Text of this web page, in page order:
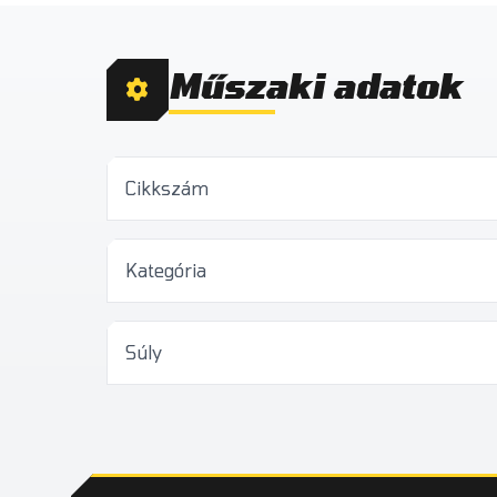
Műszaki adatok
Cikkszám
Kategória
Súly